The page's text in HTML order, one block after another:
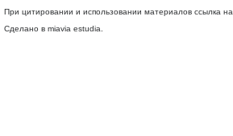
При цитировании и использовании материалов ссылка на
Сделано в miavia estudia.